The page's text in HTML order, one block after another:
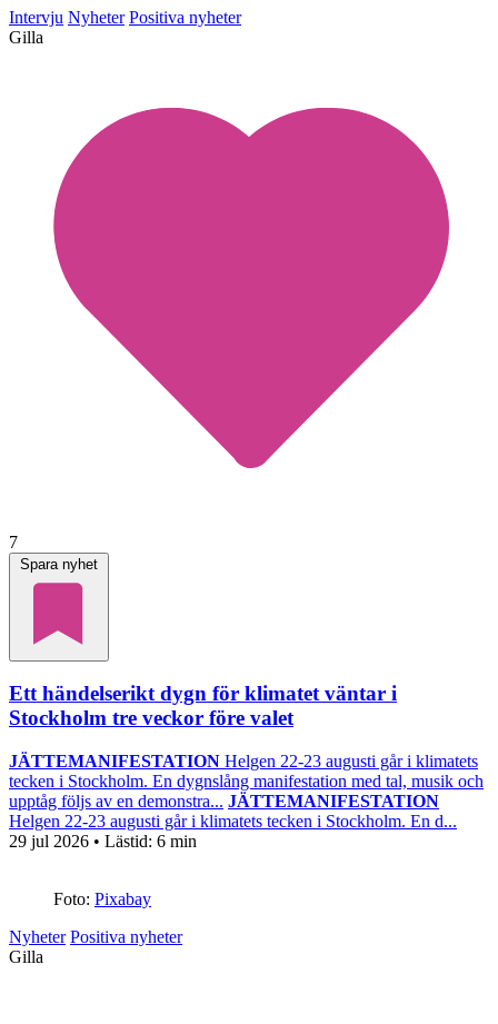
Intervju Nyheter Positiva nyheter
Gilla
7
Spara nyhet
Ett händelserikt dygn för klimatet väntar i
Stockholm tre veckor före valet
JÄTTEMANIFESTATION Helgen 22-23 augusti går i klimatets
tecken i Stockholm. En dygnslång manifestation med tal, musik och
upptåg följs av en demonstra... JÄTTEMANIFESTATION
Helgen 22-23 augusti går i klimatets tecken i Stockholm. En d...
29 jul 2026 • Lästid: 6 min
Foto: Pixabay
Nyheter Positiva nyheter
Gilla